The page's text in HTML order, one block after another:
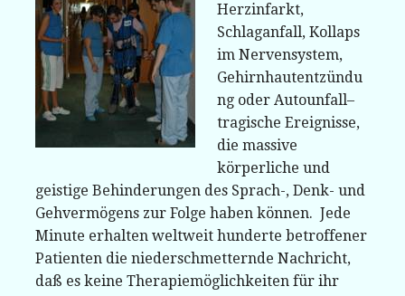
Herzinfarkt,
Schlaganfall, Kollaps
im Nervensystem,
Gehirnhautentzündu
ng oder Autounfall–
tragische Ereignisse,
die massive
körperliche und
geistige Behinderungen des Sprach-, Denk- und
Gehvermögens zur Folge haben können. Jede
Minute erhalten weltweit hunderte betroffener
Patienten die niederschmetternde Nachricht,
daß es keine Therapiemöglichkeiten für ihr